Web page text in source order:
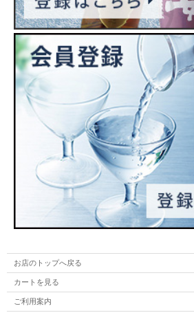
お店のトップへ戻る
カートを見る
ご利用案内